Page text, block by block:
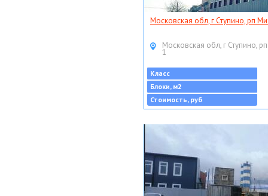
Московская обл, г Ступино, рп
Московская обл, г Ступино,
1
Класс
Блоки, м2
Стоимость, руб